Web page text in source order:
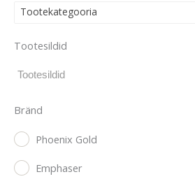
Tootekategooria
Tootesildid
Bränd
Phoenix Gold
Emphaser